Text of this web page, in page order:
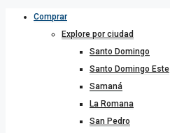
Comprar
Explore por ciudad
Santo Domingo
Santo Domingo Este
Samaná
La Romana
San Pedro